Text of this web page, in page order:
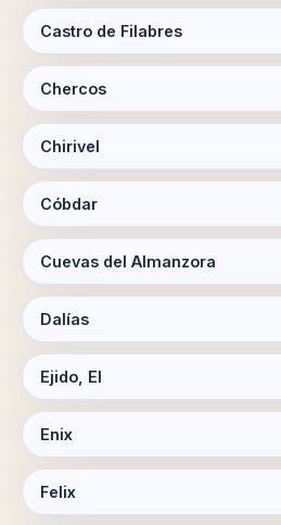
Castro de Filabres
Chercos
Chirivel
Cóbdar
Cuevas del Almanzora
Dalías
Ejido, El
Enix
Felix